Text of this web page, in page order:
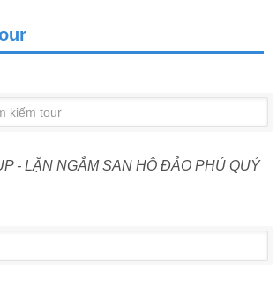
- LẶN NGẮM SAN HÔ ĐẢO PHÚ QUÝ